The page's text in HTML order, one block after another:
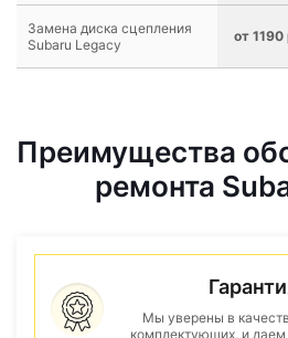
Замена диска сцепления
Subaru Legacy
от 1190
Преимущества
ремонта
Мы уверены в
комплектующих, и даем